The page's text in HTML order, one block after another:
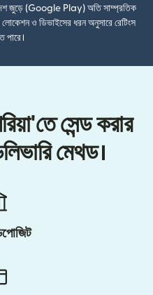
জুড়ে (Google Play) অতি সাম্প্রতিক
লোকেশন ও ডিভাইসের ধরন অনুসারে রেটিংস
পারে।
সেন্ড করার
মেথড।